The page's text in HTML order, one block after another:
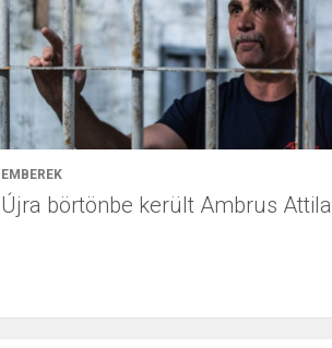
EMBEREK
Újra börtönbe került Ambrus Attila